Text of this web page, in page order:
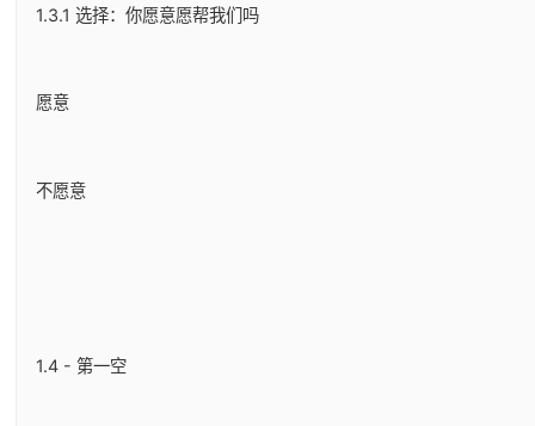
1.3.1 选择：你愿意愿帮我们吗
愿意
不愿意
1.4 - 第一空